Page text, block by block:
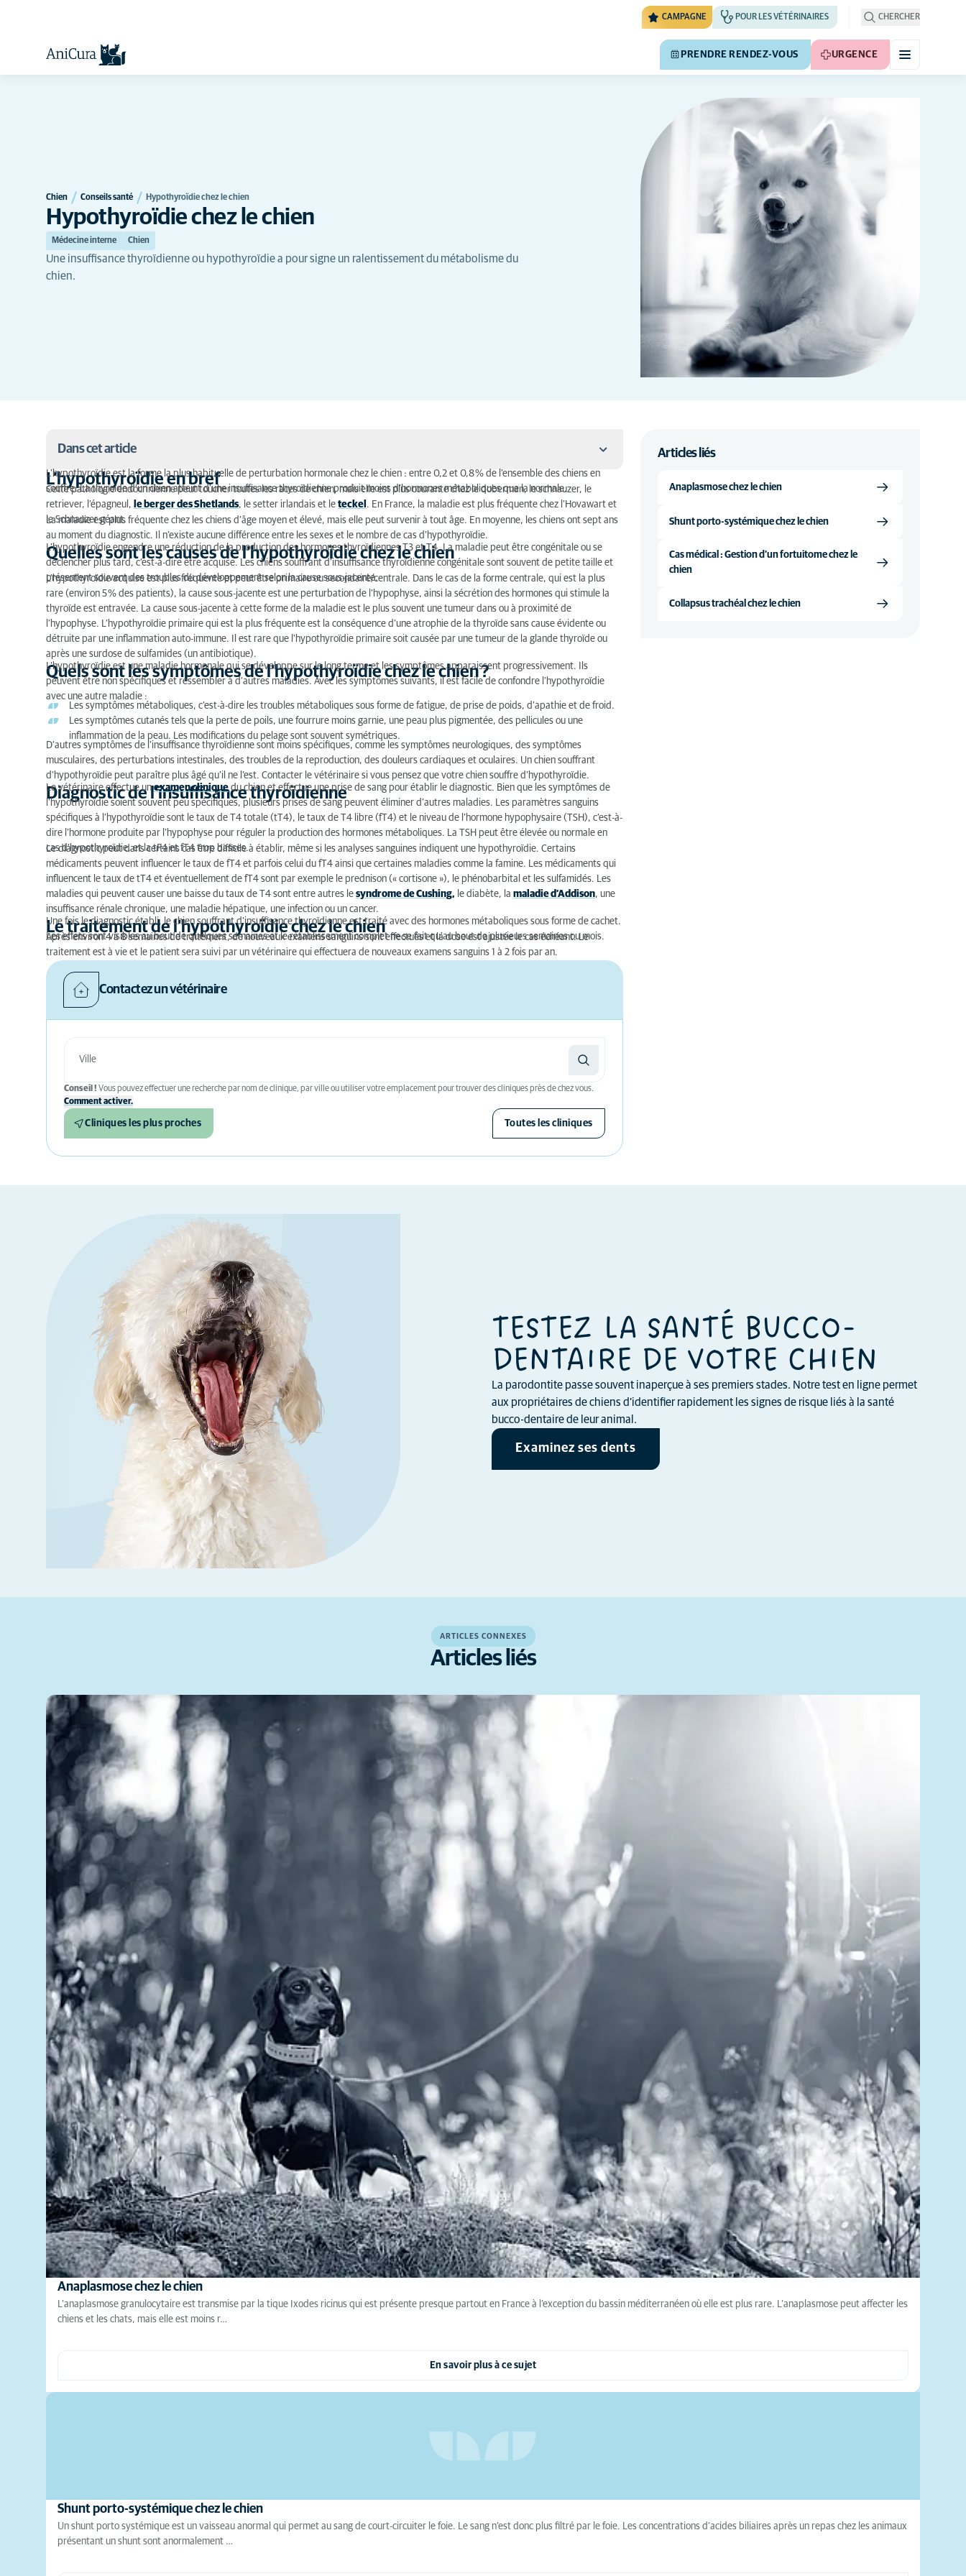
CAMPAGNE POUR LES VÉTÉRINAIRES CHERCHER
PRENDRE RENDEZ-VOUS URGENCE
Chien Conseils santé Hypothyroïdie chez le chien
Hypothyroïdie chez le chien
Médecine interne Chien
Une insuffisance thyroïdienne ou hypothyroïdie a pour signe un ralentissement du métabolisme du
chien.
Dans cet article
L’hypothyroïdie en bref
Quelles sont les causes de l'hypothyroïdie chez le chien
Quels sont les symptômes de l'hypothyroïdie chez le chien ?
Diagnostic de l’insuffisance thyroïdienne
Le traitement de l'hypothyroïdie chez le chien
L’hypothyroïdie en bref
L’hypothyroïdie est la forme la plus habituelle de perturbation hormonale chez le chien : entre 0,2 et 0,8 % de l’ensemble des chiens en
souffre. La thyroïde d’un chien atteint d'une insuffisance thyroïdienne produit moins d’hormones métaboliques que la normale.
Cette pathologie endocrinienne peut toucher toutes les races de chien, mais elle est plus courante chez le doberman, le schnauzer, le
retriever, l’épagneul, le berger des Shetlands, le setter irlandais et le teckel . En France, la maladie est plus fréquente chez l’Hovawart et
le Schnauzer géant.
La maladie est plus fréquente chez les chiens d’âge moyen et élevé, mais elle peut survenir à tout âge. En moyenne, les chiens ont sept ans
au moment du diagnostic. Il n’existe aucune différence entre les sexes et le nombre de cas d’hypothyroïdie.
Quelles sont les causes de l'hypothyroïdie chez le chien
L’hypothyroïdie engendre une réduction de la production des hormones thyroïdiennes T3 et T4. La maladie peut être congénitale ou se
déclencher plus tard, c’est-à-dire être acquise. Les chiens souffrant d'insuffisance thyroïdienne congénitale sont souvent de petite taille et
présentent souvent des troubles du développement selon la cause sous-jacente.
L’hypothyroïdie acquise est plus fréquente et peut être primaire ou secondaire/centrale. Dans le cas de la forme centrale, qui est la plus
rare (environ 5 % des patients), la cause sous-jacente est une perturbation de l’hypophyse, ainsi la sécrétion des hormones qui stimule la
thyroïde est entravée. La cause sous-jacente à cette forme de la maladie est le plus souvent une tumeur dans ou à proximité de
l’hypophyse. L’hypothyroïdie primaire qui est la plus fréquente est la conséquence d’une atrophie de la thyroïde sans cause évidente ou
détruite par une inflammation auto-immune. Il est rare que l’hypothyroïdie primaire soit causée par une tumeur de la glande thyroïde ou
après une surdose de sulfamides (un antibiotique).
Quels sont les symptômes de l'hypothyroïdie chez le chien ?
L’hypothyroïdie est une maladie hormonale qui se développe sur le long terme et les symptômes apparaissent progressivement. Ils
peuvent être non spécifiques et ressembler à d’autres maladies. Avec les symptômes suivants, il est facile de confondre l’hypothyroïdie
avec une autre maladie :
Les symptômes métaboliques, c’est-à-dire les troubles métaboliques sous forme de fatigue, de prise de poids, d’apathie et de froid.
Les symptômes cutanés tels que la perte de poils, une fourrure moins garnie, une peau plus pigmentée, des pellicules ou une
inflammation de la peau. Les modifications du pelage sont souvent symétriques.
D’autres symptômes de l’insuffisance thyroïdienne sont moins spécifiques, comme les symptômes neurologiques, des symptômes
musculaires, des perturbations intestinales, des troubles de la reproduction, des douleurs cardiaques et oculaires. Un chien souffrant
d’hypothyroïdie peut paraître plus âgé qu’il ne l’est. Contacter le vétérinaire si vous pensez que votre chien souffre d’hypothyroïdie.
Diagnostic de l’insuffisance thyroïdienne
Le vétérinaire effectue unexamen cliniquedu chien et effectue une prise de sang pour établir le diagnostic. Bien que les symptômes de
l’hypothyroïdie soient souvent peu spécifiques, plusieurs prises de sang peuvent éliminer d’autres maladies. Les paramètres sanguins
spécifiques à l’hypothyroïdie sont le taux de T4 totale (tT4), le taux de T4 libre (fT4) et le niveau de l’hormone hypophysaire (TSH), c’est-à-
dire l’hormone produite par l’hypophyse pour réguler la production des hormones métaboliques. La TSH peut être élevée ou normale en
cas d’hypothyroïdie, et la tF4 et fT4 trop basses.
Le diagnostic peut dans certains cas être difficile à établir, même si les analyses sanguines indiquent une hypothyroïdie. Certains
médicaments peuvent influencer le taux de fT4 et parfois celui du fT4 ainsi que certaines maladies comme la famine. Les médicaments qui
influencent le taux de tT4 et éventuellement de fT4 sont par exemple le prednison (« cortisone »), le phénobarbital et les sulfamidés. Les
maladies qui peuvent causer une baisse du taux de T4 sont entre autres le syndrome de Cushing, le diabète, la maladie d’Addison, une
insuffisance rénale chronique, une maladie hépatique, une infection ou un cancer.
Le traitement de l'hypothyroïdie chez le chien
Une fois le diagnostic établi, le chien souffrant d’insuffisance thyroïdienne est traité avec des hormones métaboliques sous forme de cachet.
Les effets sont visibles au bout de quelques semaines et le rétablissement complet ne se fait qu’au bout de plusieurs semaines ou mois.
Après environ 4 à 8 semaines de traitement, de nouveaux examens sanguins sont effectués et la dose est ajustée le cas échéant. Le
traitement est à vie et le patient sera suivi par un vétérinaire qui effectuera de nouveaux examens sanguins 1 à 2 fois par an.
Contactez un vétérinaire
Conseil ! Vous pouvez effectuer une recherche par nom de clinique, par ville ou utiliser votre emplacement pour trouver des cliniques près de chez vous.
Comment activer.
Cliniques les plus proches Toutes les cliniques
Articles liés
Anaplasmose chez le chien
Shunt porto-systémique chez le chien
Cas médical : Gestion d’un fortuitome chez le
chien
Collapsus trachéal chez le chien
TESTEZ LA SANTÉ BUCCO-
DENTAIRE DE VOTRE CHIEN
La parodontite passe souvent inaperçue à ses premiers stades. Notre test en ligne permet
aux propriétaires de chiens d’identifier rapidement les signes de risque liés à la santé
bucco-dentaire de leur animal.
Examinez ses dents
ARTICLES CONNEXES
Articles liés
Anaplasmose chez le chien
L’anaplasmose granulocytaire est transmise par la tique Ixodes ricinus qui est présente presque partout en France à l’exception du bassin méditerranéen où elle est plus rare. L’anaplasmose peut affecter les
chiens et les chats, mais elle est moins r…
En savoir plus à ce sujet
Shunt porto-systémique chez le chien
Un shunt porto systémique est un vaisseau anormal qui permet au sang de court-circuiter le foie. Le sang n’est donc plus filtré par le foie. Les concentrations d’acides biliaires après un repas chez les animaux
présentant un shunt sont anormalement …